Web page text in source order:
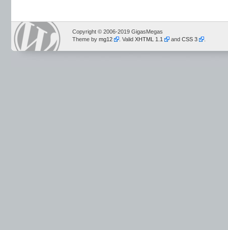
Copyright © 2006-2019 GigasMegas
Theme by mg12 . Valid XHTML 1.1 and CSS 3